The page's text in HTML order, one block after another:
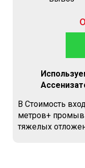
В Стоимость
метров+
тяжелых